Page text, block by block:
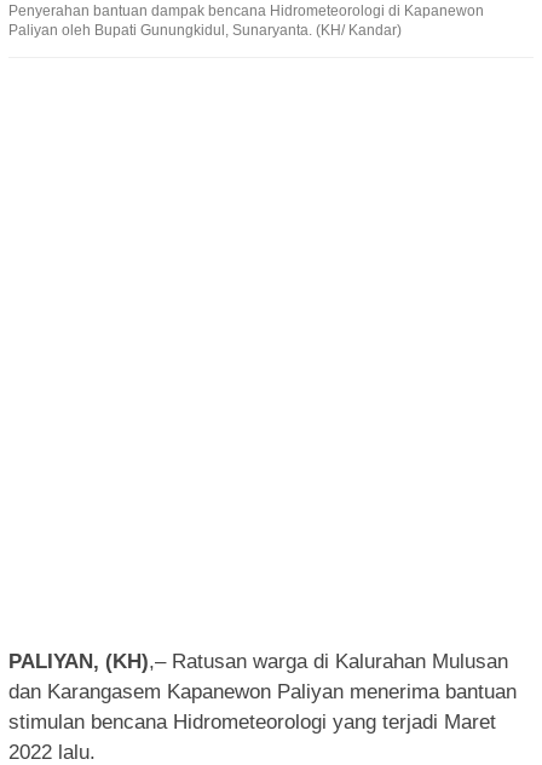
Penyerahan bantuan dampak bencana Hidrometeorologi di Kapanewon
Paliyan oleh Bupati Gunungkidul, Sunaryanta. (KH/ Kandar)
PALIYAN, (KH),– Ratusan warga di Kalurahan Mulusan
dan Karangasem Kapanewon Paliyan menerima bantuan
stimulan bencana Hidrometeorologi yang terjadi Maret
2022 lalu.